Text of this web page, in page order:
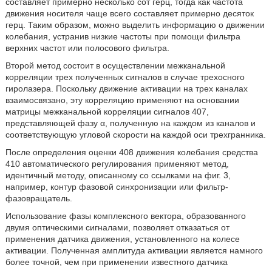
движения носителя чаще всего составляет примерно десяток
герц. Таким образом, можно выделить информацию о движении
колебания, устранив низкие частоты при помощи фильтра
верхних частот или полосового фильтра.
Второй метод состоит в осуществлении межканальной
корреляции трех полученных сигналов в случае трехосного
гиролазера. Поскольку движение активации на трех каналах
взаимосвязано, эту корреляцию применяют на основании
матрицы межканальной корреляции сигналов 407,
представляющей фазу α, полученную на каждом из каналов и
соответствующую угловой скорости на каждой оси трехгранника.
После определения оценки 408 движения колебания средства
410 автоматического регулирования применяют метод,
идентичный методу, описанному со ссылками на фиг. 3,
например, контур фазовой синхронизации или фильтр-
фазовращатель.
Использование фазы комплексного вектора, образованного
двумя оптическими сигналами, позволяет отказаться от
применения датчика движения, установленного на колесе
активации. Полученная амплитуда активации является намного
более точной, чем при применении известного датчика